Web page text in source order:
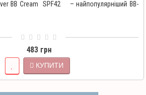
BB Cream SPF42 – найпопулярніший BB-
483 грн
КУПИТИ